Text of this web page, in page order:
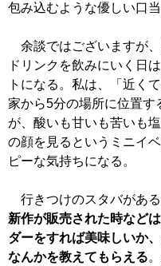
包み込むような優しい口当
余談ではございますが
ドリンクを飲みにいく日
トになる。私は、「近く
家から5分の場所に位置す
が、酸いも甘いも苦いも
の顔を見るというミニイ
ピーな気持ちになる。
行きつけのスタバがある
新作が販売された時など
ダーをすれば美味しいか
なんかを教えてもらえる